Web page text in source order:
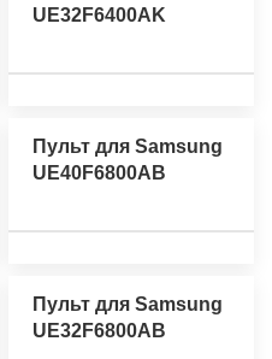
UE32F6400AK
Пульт для Samsung
UE40F6800AB
Пульт для Samsung
UE32F6800AB